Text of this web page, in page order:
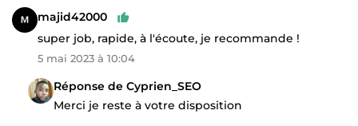
majid42000
super job, rapide, à l'écoute, je recommande !
5 mai 2023 à 10:04
Réponse de Cyprien_SEO
Merci je reste à votre disposition